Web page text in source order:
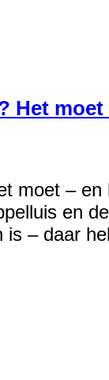
Het moet
moet –
en
is – daar